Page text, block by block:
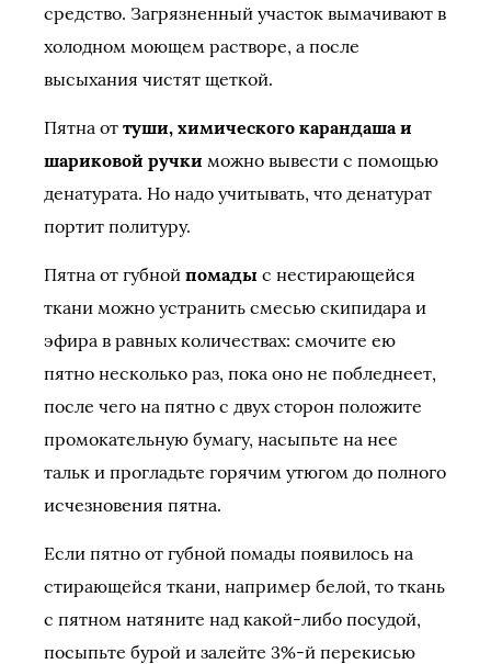
средство. Загрязненный участок вымачивают в
холодном моющем растворе, а после
высыхания чистят щеткой.
Пятна от туши, химического карандаша и
шариковой ручки можно вывести с помощью
денатурата. Но надо учитывать, что денатурат
портит политуру.
Пятна от губной помады с нестирающейся
ткани можно устранить смесью скипидара и
эфира в равных количествах: смочите ею
пятно несколько раз, пока оно не побледнеет,
после чего на пятно с двух сторон положите
промокательную бумагу, насыпьте на нее
тальк и прогладьте горячим утюгом до полного
исчезновения пятна.
Если пятно от губной помады появилось на
стирающейся ткани, например белой, то ткань
с пятном натяните над какой-либо посудой,
посыпьте бурой и залейте 3%-й перекисью